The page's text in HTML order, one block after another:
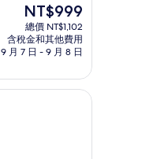
現
在
價
格
NT$999
NT$999
總價 NT$1,102
含稅金和其他費用
9 月 7 日 - 9 月 8 日